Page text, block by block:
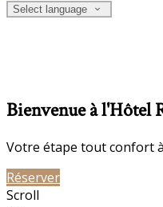
Select language
Bienvenue à l'Hôtel
Votre étape tout confort
Réserver
Scroll